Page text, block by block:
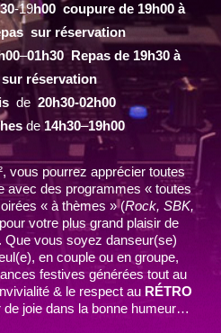
-19h00 coupure de 19h00 à
sur réservation
–01h30 Repas de 19h30 à
sur réservation
de20h30-02h00
de 14h30–19h00
vous pourrez apprécier toutes
avec des programmes « toutes
« à thèmes » (Rock, SBK,
votre plus grand plaisir de
Que vous soyez danseur(se)
en couple ou en groupe,
festives générées tout au
& le respect au RÉTRO
joie dans la bonne humeur…